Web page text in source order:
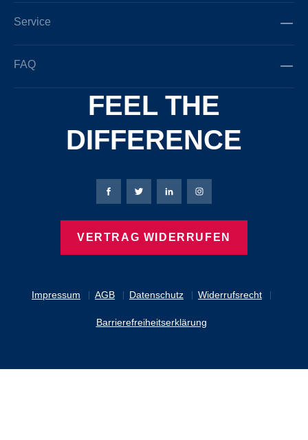
Service
FAQ
FEEL THE
DIFFERENCE
Impressum AGB Datenschutz Widerrufsrecht
Barrierefreiheitserklärung
Bierbaum-Proenen Facebook-Seite
Bierbaum-Proenen Twitter Seite
Bierbaum-Proenen LinkedIn
Bierbaum-Proenen
VERTRAG WIDERRUFEN